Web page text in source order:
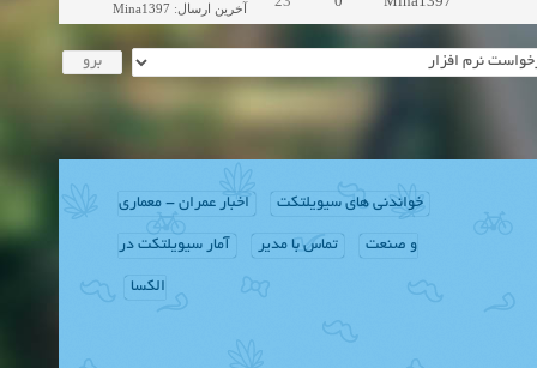
آخرین ارسال:
Mina1397
خواندنی های سیویلتکت اخبار عمران - معماری
و صنعت تماس با مدیر آمار سیویلتکت در
الکسا